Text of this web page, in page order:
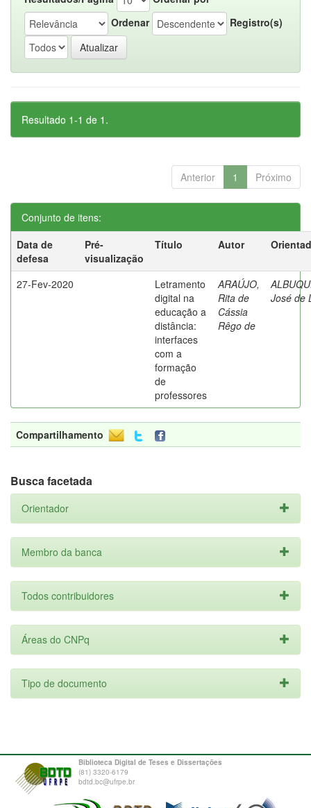
Ordenar
Registro(s)
Resultado 1-1 de 1.
Anterior 1 Próximo
Conjunto de itens:
Data de
defesa
Pré-
visualização
Título Autor
27-Fev-2020
Letramento
digital na
educação a
distância:
interfaces
com a
formação
de
professores
ARAÚJO,
Rita de
Cássia
Rêgo de
José de
Compartilhamento
Busca facetada
Orientador
Membro da banca
Todos contribuidores
Áreas do CNPq
Tipo de documento
Biblioteca Digital de Teses e Dissertações
(81) 3320-6179
bdtd.bc@ufrpe.br